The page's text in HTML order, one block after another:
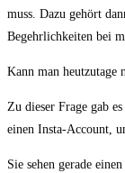
muss. Dazu gehört
Begehrlichkeiten bei
Kann man heutzutage
Zu dieser Frage gab
einen Insta-Account,
Sie sehen gerade